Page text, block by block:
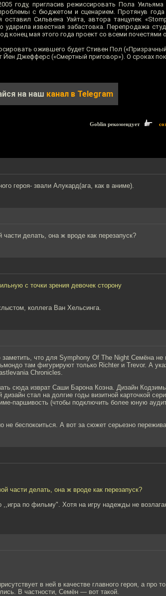
году, пригласив режиссировать Пола Уильяма
с бюджетом и сценарием. Протянув
Сильвена Уайта, автора танцулек
известная забастовка. Перепродажа
конец мая этого года проект со всеми почестями
ожившего будет Стивен Пол («Призрачный
Джефферс («Смертный приговор»). О сроках
на наш канал в Telegram
Goblin рекомендует
героя- звали Алукард(ага, как в аниме).
делать, она ж вроде как перезапуск?
с точки зрения девочек сторону
коллега Ван Хельсинга.
что для Symphony Of The Night Семёна не
там фигурируют только Richter и Trevor. А
Chronicles.
сюда изврат Саши Барона Коэна. Дизайн
дизайн стал на долгие годы визитной карточкой
паршивость (чтобы подключить более юную
беспокоиться. А вот за сюжет серьезно
части делать, она ж вроде как перезапуск?
,,игра по фильму". Хотя на игру надежды не
в ней в качестве главного героя, а про
В частности, Семён — вот такой.